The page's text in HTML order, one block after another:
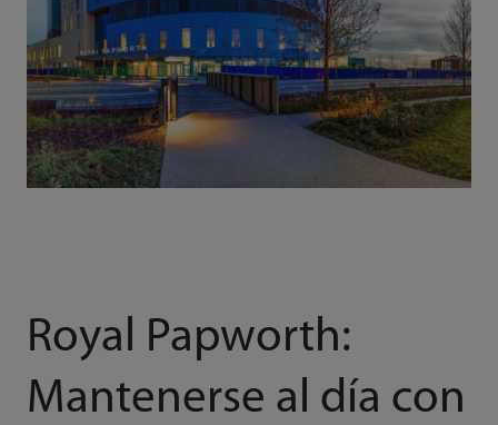
Royal Papworth:
Mantenerse al día con